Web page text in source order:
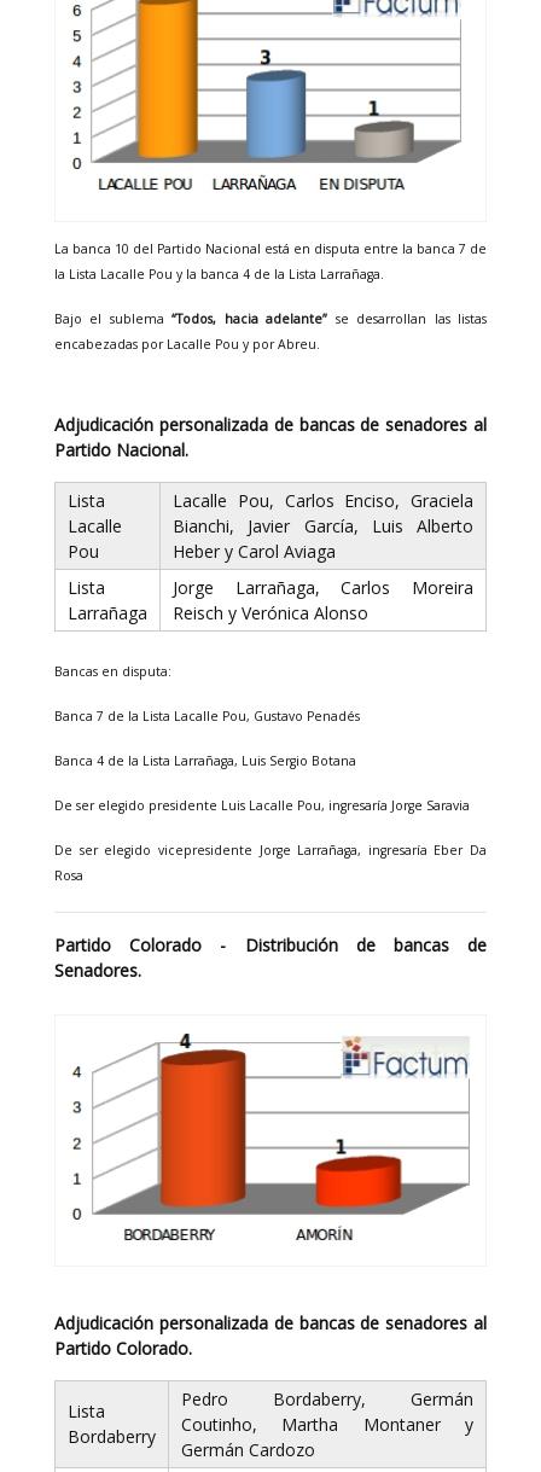
La banca 10 del Partido Nacional está en disputa entre la banca 7 de
la Lista Lacalle Pou y la banca 4 de la Lista Larrañaga.
Bajo el sublema“Todos, hacia adelante” se desarrollan las listas
encabezadas por Lacalle Pou y por Abreu.
Adjudicación personalizada de bancas de senadores al
Partido Nacional.
Lista
Lacalle
Pou
Lacalle Pou, Carlos Enciso, Graciela
Bianchi, Javier García, Luis Alberto
Heber y Carol Aviaga
Lista
Larrañaga
Jorge Larrañaga, Carlos Moreira
Reisch y Verónica Alonso
Bancas en disputa:
Banca 7 de la Lista Lacalle Pou, Gustavo Penadés
Banca 4 de la Lista Larrañaga, Luis Sergio Botana
De ser elegido presidente Luis Lacalle Pou, ingresaría Jorge Saravia
De ser elegido vicepresidente Jorge Larrañaga, ingresaría Eber Da
Rosa
Partido Colorado - Distribución de bancas de
Senadores.
Adjudicación personalizada de bancas de senadores al
Partido Colorado.
Lista
Bordaberry
Pedro Bordaberry, Germán
Coutinho, Martha Montaner y
Germán Cardozo